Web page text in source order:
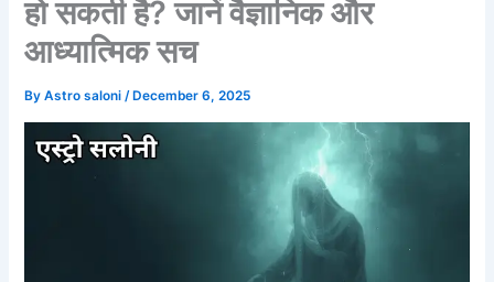
हो सकती है? जानें वैज्ञानिक और
आध्यात्मिक सच
ByAstro saloni/ December 6, 2025